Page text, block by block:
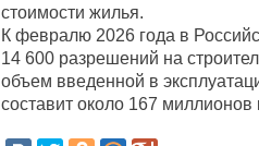
стоимости жилья.
К февралю 2026 года в
14 600 разрешений на
объем введенной в
составит около 167